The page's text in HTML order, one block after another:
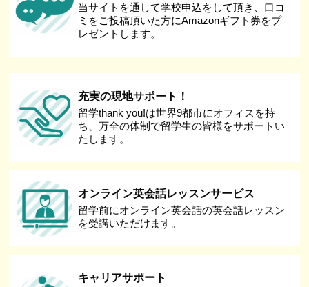
当サイトを通して学校申込をして頂き、口コ
ミをご投稿頂いた方にAmazonギフト券をプ
レゼントします。
充実の現地サポート！
留学thank you!は世界9都市にオフィスを持
ち、万全の体制で留学生の皆様をサポートい
たします。
オンライン英会話レッスンサービス
留学前にオンライン英会話の英会話レッスン
を受講いただけます。
キャリアサポート